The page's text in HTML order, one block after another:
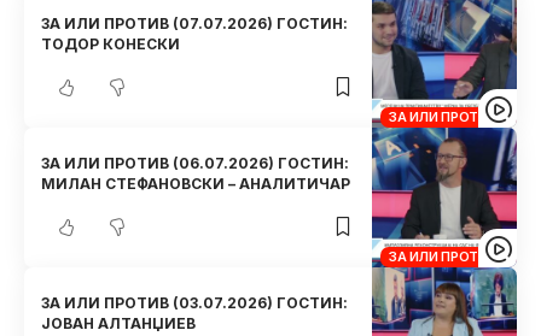
ЗА ИЛИ ПРОТИВ
ЗА ИЛИ ПРОТИВ (07.07.2026) ГОСТИН:
ТОДОР КОНЕСКИ
ЗА ИЛИ ПРОТИВ
ЗА ИЛИ ПРОТИВ (06.07.2026) ГОСТИН:
МИЛАН СТЕФАНОВСКИ – АНАЛИТИЧАР
ЗА ИЛИ ПРОТИВ (03.07.2026) ГОСТИН:
ЈОВАН АЛТАНЏИЕВ